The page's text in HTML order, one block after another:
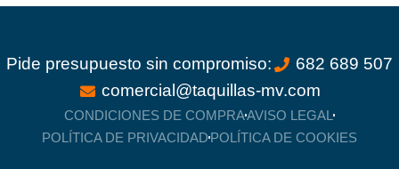
Pide presupuesto sin compromiso:
682 689 507
comercial@taquillas-mv.com
CONDICIONES DE COMPRAAVISO LEGAL
POLÍTICA DE PRIVACIDAD POLÍTICA DE COOKIES